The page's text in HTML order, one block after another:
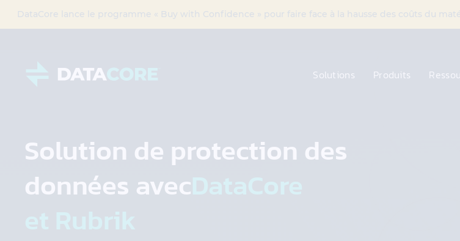
DataCore lance le programme « Buy with Confidence » pour faire face à la hausse des coûts du
Solutions Produits
Solution de protection des
données avec